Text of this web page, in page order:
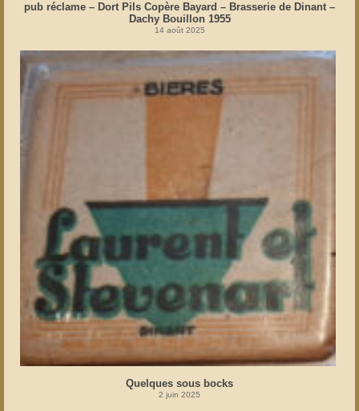
pub réclame – Dort Pils Copère Bayard – Brasserie de Dinant –
Dachy Bouillon 1955
14 août 2025
Quelques sous bocks
2 juin 2025